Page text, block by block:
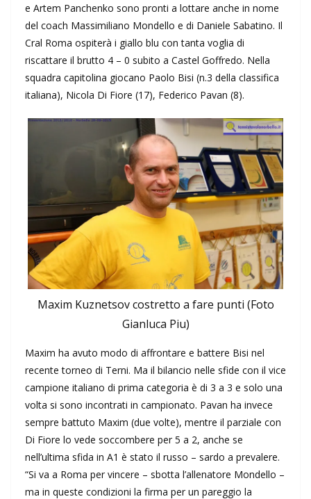
e Artem Panchenko sono pronti a lottare anche in nome
del coach Massimiliano Mondello e di Daniele Sabatino. Il
Cral Roma ospiterà i giallo blu con tanta voglia di
riscattare il brutto 4 – 0 subito a Castel Goffredo. Nella
squadra capitolina giocano Paolo Bisi (n.3 della classifica
italiana), Nicola Di Fiore (17), Federico Pavan (8).
Maxim Kuznetsov costretto a fare punti (Foto
Gianluca Piu)
Maxim ha avuto modo di affrontare e battere Bisi nel
recente torneo di Terni. Ma il bilancio nelle sfide con il vice
campione italiano di prima categoria è di 3 a 3 e solo una
volta si sono incontrati in campionato. Pavan ha invece
sempre battuto Maxim (due volte), mentre il parziale con
Di Fiore lo vede soccombere per 5 a 2, anche se
nell’ultima sfida in A1 è stato il russo – sardo a prevalere.
“Si va a Roma per vincere – sbotta l’allenatore Mondello –
ma in queste condizioni la firma per un pareggio la